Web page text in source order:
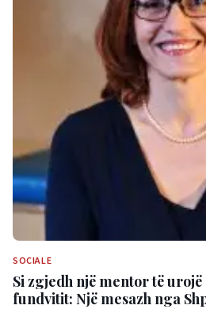
SOCIALE
Si zgjedh një mentor të
fundvitit: Një mesazh nga